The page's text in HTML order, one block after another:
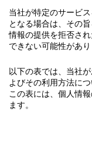
当社が特定のサービ
となる場合は、その
情報の提供を拒否さ
できない可能性があり
以下の表では、当社
よびその利用方法に
この表には、個人情
ます。